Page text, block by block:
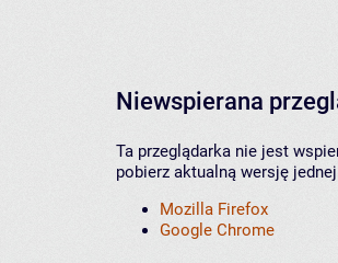
Niewspierana
Ta przeglądarka nie jest
pobierz aktualną wersję
Mozilla Firefox
Google Chrome